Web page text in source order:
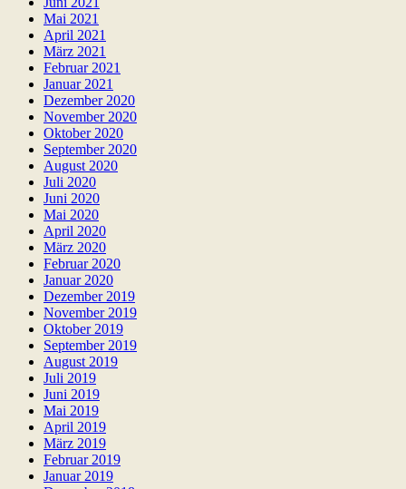
Mai 2021
April 2021
März 2021
Februar 2021
Januar 2021
Dezember 2020
November 2020
Oktober 2020
September 2020
August 2020
Juli 2020
Juni 2020
Mai 2020
April 2020
März 2020
Februar 2020
Januar 2020
Dezember 2019
November 2019
Oktober 2019
September 2019
August 2019
Juli 2019
Juni 2019
Mai 2019
April 2019
März 2019
Februar 2019
Januar 2019